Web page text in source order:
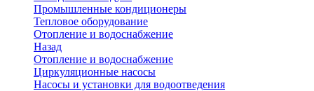
Промышленные кондиционеры
Тепловое оборудование
Отопление и водоснабжение
Назад
Отопление и водоснабжение
Циркуляционные насосы
Насосы и установки для водоотведения